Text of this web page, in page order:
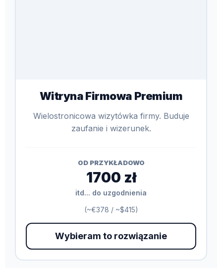
Witryna Firmowa Premium
Wielostronicowa wizytówka firmy. Buduje
zaufanie i wizerunek.
OD PRZYKŁADOWO
1700 zł
itd... do uzgodnienia
(~€378 / ~$415)
Wybieram to rozwiązanie